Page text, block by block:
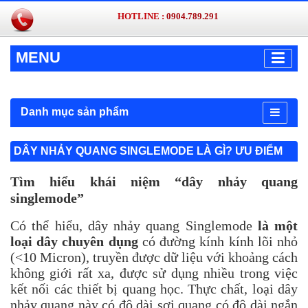
HOTLINE : 0904.789.291
MENU
Danh mục sản phẩm
DÂY NHẢY QUANG SINGLEMODE LÀ GÌ? ƯU ĐIỂM
Tìm hiểu khái niệm “dây nhảy quang
singlemode”
Có thể hiểu, dây nhảy quang Singlemode là một
loại dây chuyên dụngcó đường kính kính lõi nhỏ
(<10 Micron), truyền được dữ liệu với khoảng cách
không giới rất xa, được sử dụng nhiều trong việc
kết nối các thiết bị quang học. Thực chất, loại dây
nhảy quang này có độ dài sợi quang có độ dài ngắn